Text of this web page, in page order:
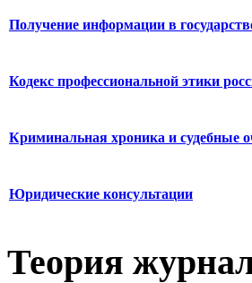
Получение информации в
Кодекс профессиональной этики
Криминальная хроника и судебные
Юридические консультации
Теория